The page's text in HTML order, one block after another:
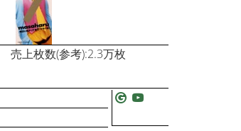
売上枚数(参考):2.3万枚